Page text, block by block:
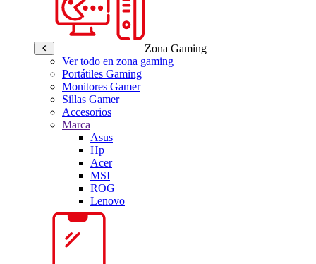
Zona Gaming
Ver todo en zona gaming
Portátiles Gaming
Monitores Gamer
Sillas Gamer
Accesorios
Marca
Asus
Hp
Acer
MSI
ROG
Lenovo